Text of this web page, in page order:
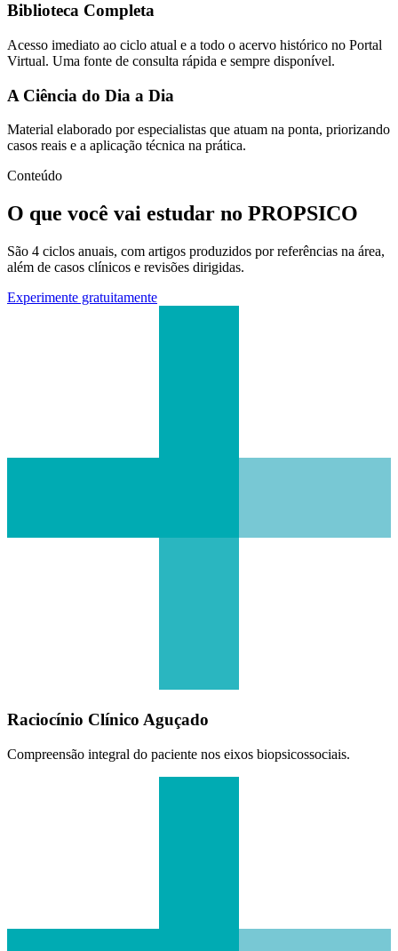
Biblioteca Completa
Acesso imediato ao ciclo atual e a todo o acervo histórico no Portal
Virtual. Uma fonte de consulta rápida e sempre disponível.
A Ciência do Dia a Dia
Material elaborado por especialistas que atuam na ponta, priorizando
casos reais e a aplicação técnica na prática.
Conteúdo
O que você vai estudar no PROPSICO
São 4 ciclos anuais, com artigos produzidos por referências na área,
além de casos clínicos e revisões dirigidas.
Experimente gratuitamente
Raciocínio Clínico Aguçado
Compreensão integral do paciente nos eixos biopsicossociais.